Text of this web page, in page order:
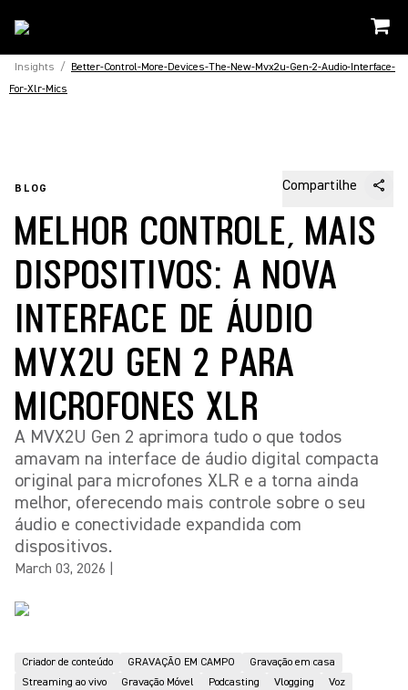
Insights / Better-Control-More-Devices-The-New-Mvx2u-Gen-2-Audio-Interface-
For-Xlr-Mics
BLOG Compartilhe
MELHOR CONTROLE, MAIS
DISPOSITIVOS: A NOVA
INTERFACE DE ÁUDIO
MVX2U GEN 2 PARA
MICROFONES XLR
A MVX2U Gen 2 aprimora tudo o que todos
amavam na interface de áudio digital compacta
original para microfones XLR e a torna ainda
melhor, oferecendo mais controle sobre o seu
áudio e conectividade expandida com
dispositivos.
March 03, 2026
Criador de conteúdo GRAVAÇÃO EM CAMPO
Gravação em casa
Streaming ao vivo
Gravação Móvel Podcasting Vlogging Voz